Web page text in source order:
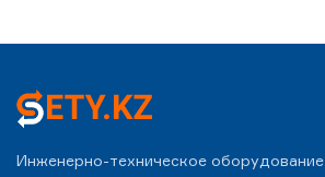
Инженерно-техническое оборудование